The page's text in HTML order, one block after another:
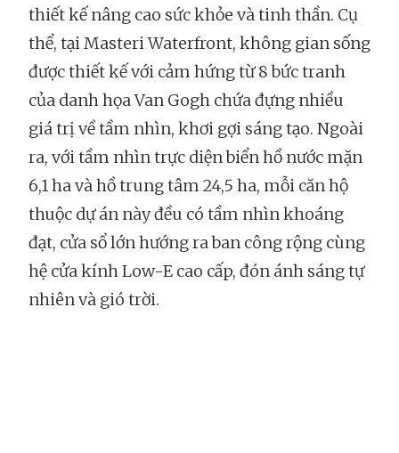
thiết kế nâng cao sức khỏe và tinh thần. Cụ
thể, tại Masteri Waterfront, không gian sống
được thiết kế với cảm hứng từ 8 bức tranh
của danh họa Van Gogh chứa đựng nhiều
giá trị về tầm nhìn, khơi gợi sáng tạo. Ngoài
ra, với tầm nhìn trực diện biển hồ nước mặn
6,1 ha và hồ trung tâm 24,5 ha, mỗi căn hộ
thuộc dự án này đều có tầm nhìn khoáng
đạt, cửa sổ lớn hướng ra ban công rộng cùng
hệ cửa kính Low-E cao cấp, đón ánh sáng tự
nhiên và gió trời.